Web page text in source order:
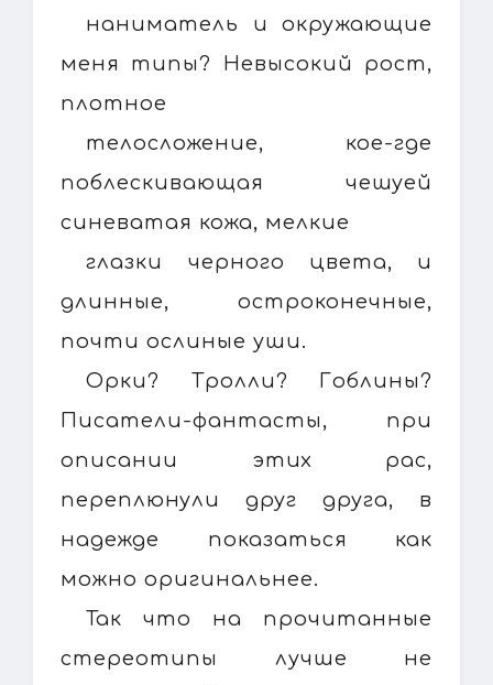
наниматель и окружающие
меня типы? Невысокий рост,
плотное
телосложение, кое-где
поблескивающая чешуей
синеватая кожа, мелкие
глазки черного цвета, и
длинные, остроконечные,
почти ослиные уши.
Орки? Тролли? Гоблины?
Писатели-фантасты, при
описании этих рас,
переплюнули друг друга, в
надежде показаться как
можно оригинальнее.
Так что на прочитанные
стереотипы лучше не